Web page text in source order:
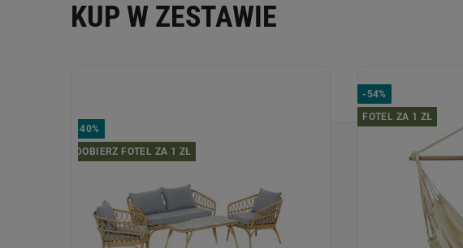
KUP W ZESTAWIE
-40%
DOBIERZ FOTEL ZA 1 ZŁ
-54%
FOTEL ZA 1 ZŁ